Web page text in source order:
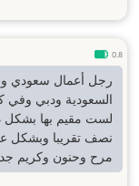
0.8
رجل أعمال سعودي
السعودية ودبي وفي
لست مقيم بها
نصف تقريبا وبشكل
مرح وحنون وكريم